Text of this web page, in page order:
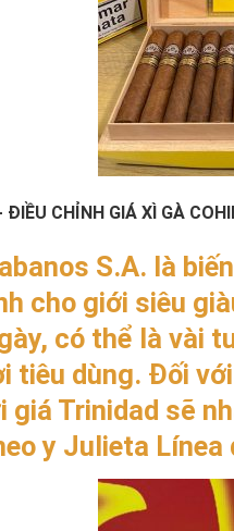
ĐIỀU CHỈNH GIÁ XÌ GÀ
S.A. là
cho giới siêu
có thể là vài
tiêu dùng. Đối với
giá Trinidad sẽ
y Julieta